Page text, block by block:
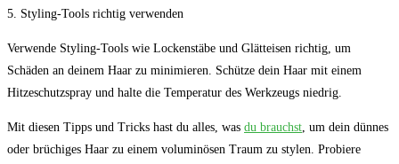
5. Styling-Tools richtig verwenden
Verwende Styling-Tools wie Lockenstäbe und Glätteisen richtig, um
Schäden an deinem Haar zu minimieren. Schütze dein Haar mit einem
Hitzeschutzspray und halte die Temperatur des Werkzeugs niedrig.
Mit diesen Tipps und Tricks hast du alles, was du brauchst, um dein dünnes
oder brüchiges Haar zu einem voluminösen Traum zu stylen. Probiere